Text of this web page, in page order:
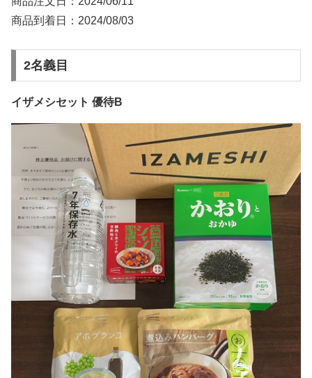
商品到着日：2024/08/03
2名義目
イザメシセット 優待B